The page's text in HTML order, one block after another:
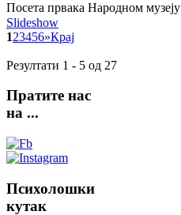
Посета првака Народном музеју
Slideshow
123456»Крај
Резултати 1 - 5 од 27
Пратите нас
на ...
Психолошки
кутак